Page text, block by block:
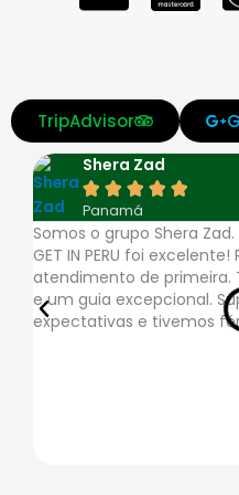
c
v
i
s
a
c
m
a
s
t
e
r
TripAdvisor
Shera Zad
    
Panamá
Somos o grupo Shera
GET IN PERU foi
atendimento de primeira.
e um guia excepcional.
expectativas e tivemos